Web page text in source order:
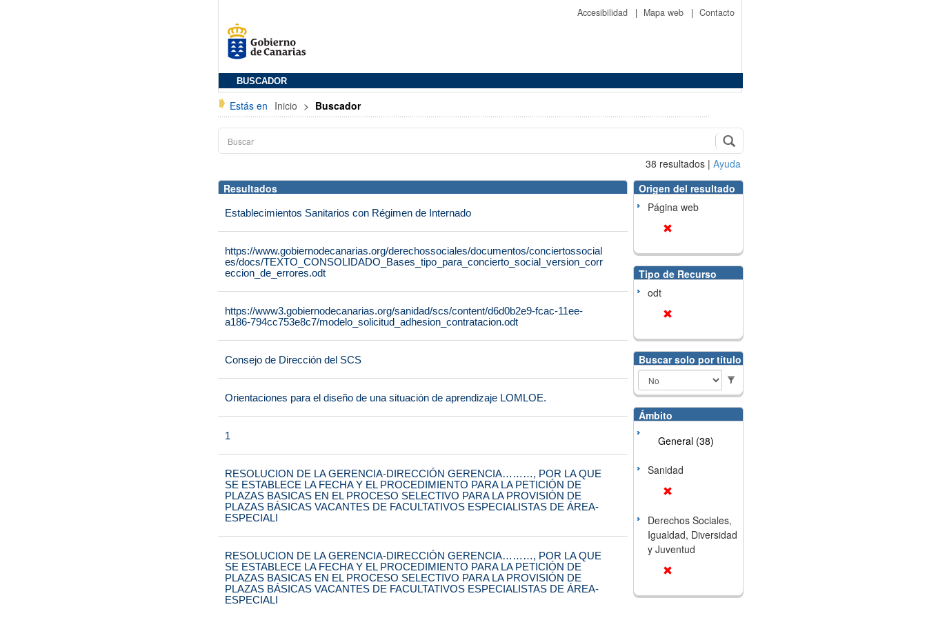
Accesibilidad | Mapa web | Contacto
BUSCADOR
Estás en Inicio > Buscador
38 resultados | Ayuda
Resultados
Establecimientos Sanitarios con Régimen de Internado
https://www.gobiernodecanarias.org/derechossociales/documentos/conciertossocial
es/docs/TEXTO_CONSOLIDADO_Bases_tipo_para_concierto_social_version_corr
eccion_de_errores.odt
https://www3.gobiernodecanarias.org/sanidad/scs/content/d6d0b2e9-fcac-11ee-
a186-794cc753e8c7/modelo_solicitud_adhesion_contratacion.odt
Consejo de Dirección del SCS
Orientaciones para el diseño de una situación de aprendizaje LOMLOE.
1
RESOLUCION DE LA GERENCIA-DIRECCIÓN GERENCIA………, POR LA QUE
SE ESTABLECE LA FECHA Y EL PROCEDIMIENTO PARA LA PETICIÓN DE
PLAZAS BASICAS EN EL PROCESO SELECTIVO PARA LA PROVISIÓN DE
PLAZAS BÁSICAS VACANTES DE FACULTATIVOS ESPECIALISTAS DE ÁREA-
ESPECIALI
RESOLUCION DE LA GERENCIA-DIRECCIÓN GERENCIA………, POR LA QUE
SE ESTABLECE LA FECHA Y EL PROCEDIMIENTO PARA LA PETICIÓN DE
PLAZAS BASICAS EN EL PROCESO SELECTIVO PARA LA PROVISIÓN DE
PLAZAS BÁSICAS VACANTES DE FACULTATIVOS ESPECIALISTAS DE ÁREA-
ESPECIALI
Origen del resultado
Página web
Tipo de Recurso
odt
Buscar solo por título
Ámbito
General (38)
Sanidad
Derechos Sociales,
Igualdad, Diversidad
y Juventud